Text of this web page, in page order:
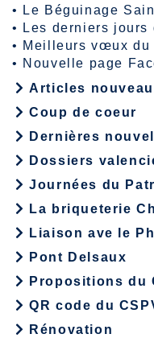
•
Le Béguinage
•
Les derniers
• Meilleurs vœux du
• Nouvelle page
Articles
Coup de coeur
Dernières
Dossiers
Journées du
La briqueterie
Liaison ave le
Pont Delsaux
Propositions du
QR code du
Rénovation